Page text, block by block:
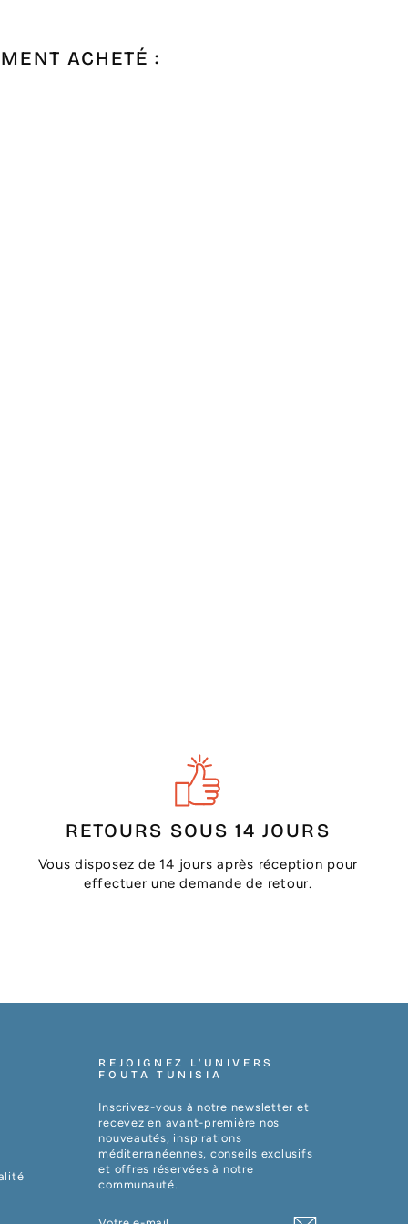
ACHETÉ :
RETOURS SOUS 14 JOURS
Vous disposez de 14 jours après réception pour
effectuer une demande de retour.
REJOIGNEZ L’UNIVERS
FOUTA TUNISIA
Inscrivez-vous à notre newsletter et
recevez en avant-première nos
nouveautés, inspirations
méditerranéennes, conseils exclusifs
et offres réservées à notre
communauté.